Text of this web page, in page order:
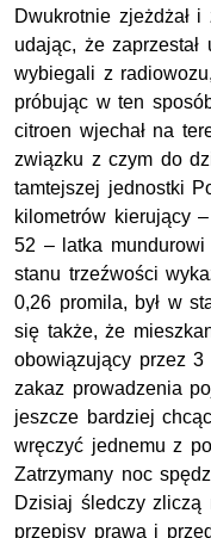
Dwukrotnie zjeżdżał
udając, że
wybiegali z
próbując w ten
citroen wjechał na
związku z czym do
tamtejszej jednostki
kilometrów kierujący
52 – latka
stanu trzeźwości
0,26 promila, był w
się także, że
obowiązujący przez
zakaz prowadzenia
jeszcze bardziej
wręczyć jednemu z
Zatrzymany noc
Dzisiaj śledczy zliczą
przepisy prawa i